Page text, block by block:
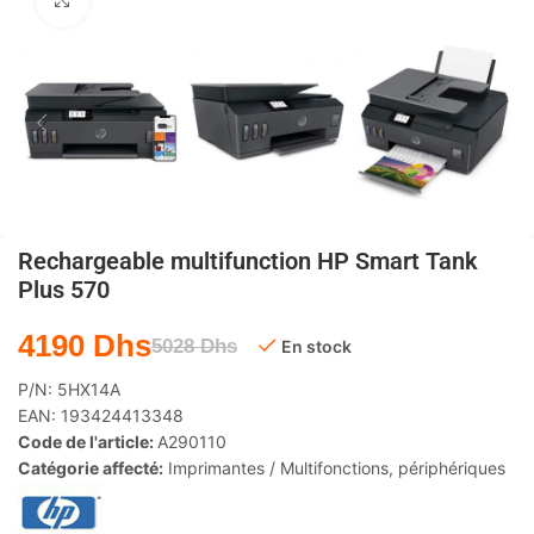
Rechargeable multifunction HP Smart Tank
Plus 570
5028Dhs
4190 Dhs En stock
P/N: 5HX14A
EAN: 193424413348
Code de l'article: A290110
Catégorie affecté: Imprimantes / Multifonctions, périphériques